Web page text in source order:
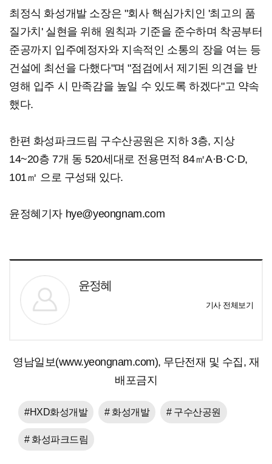
최정식 화성개발 소장은 "회사 핵심가치인 '최고의 품
질가치' 실현을 위해 원칙과 기준을 준수하며 착공부터
준공까지 입주예정자와 지속적인 소통의 장을 여는 등
건설에 최선을 다했다"며 "점검에서 제기된 의견을 반
영해 입주 시 만족감을 높일 수 있도록 하겠다"고 약속
했다.
한편 화성파크드림 구수산공원은 지하 3층, 지상
14~20층 7개 동 520세대로 전용면적 84㎡A·B·C·D,
101㎡ 으로 구성돼 있다.
윤정혜기자 hye@yeongnam.com
윤정혜
기사 전체보기
영남일보(www.yeongnam.com), 무단전재 및 수집, 재
배포금지
#HXD화성개발 # 화성개발 # 구수산공원
# 화성파크드림